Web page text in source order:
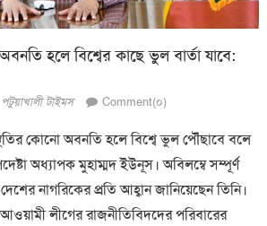
হলে বিশ্বের কাছে ভুল বার্তা যাবে:
Author
পটুয়াখালী টাইমস Comment(০)
কোনো অবনতি হলে বিশ্বে ভুল পৌঁছাবে বলে
অধ্যাপক মুহাম্মদ ইউনূস। অবিলম্বে সম্পূর্ণ
নাগরিকের প্রতি আহ্বান জানিয়েছেন তিনি।
লীগের রাজনীতিবিদদের পরিবারের